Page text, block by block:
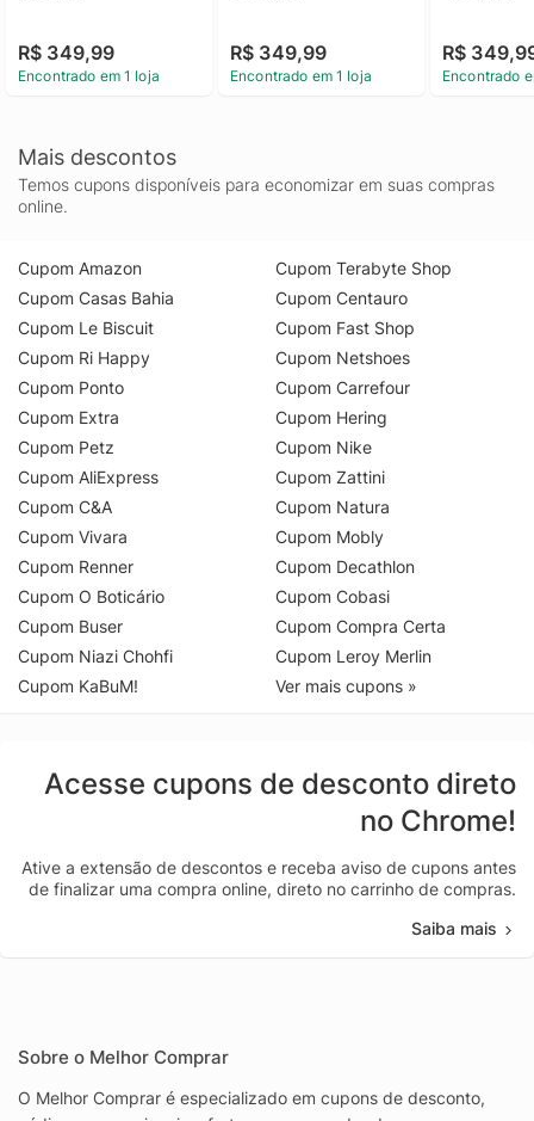
R$ 349,99
Encontrado em 1 loja
R$ 349,99
Encontrado em 1 loja
R$
Encontrado
Mais descontos
Temos cupons disponíveis para economizar em suas compras
online.
Cupom Amazon
Cupom Casas Bahia
Cupom Le Biscuit
Cupom Ri Happy
Cupom Ponto
Cupom Extra
Cupom Petz
Cupom AliExpress
Cupom C&A
Cupom Vivara
Cupom Renner
Cupom O Boticário
Cupom Buser
Cupom Niazi Chohfi
Cupom KaBuM!
Cupom Terabyte Shop
Cupom Centauro
Cupom Fast Shop
Cupom Netshoes
Cupom Carrefour
Cupom Hering
Cupom Nike
Cupom Zattini
Cupom Natura
Cupom Mobly
Cupom Decathlon
Cupom Cobasi
Cupom Compra Certa
Cupom Leroy Merlin
Ver mais cupons »
Acesse cupons de desconto direto
no Chrome!
Ative a extensão de descontos e receba aviso de cupons antes
de finalizar uma compra online, direto no carrinho de compras.
Saiba mais
Sobre o Melhor Comprar
O Melhor Comprar é especializado em cupons de desconto,